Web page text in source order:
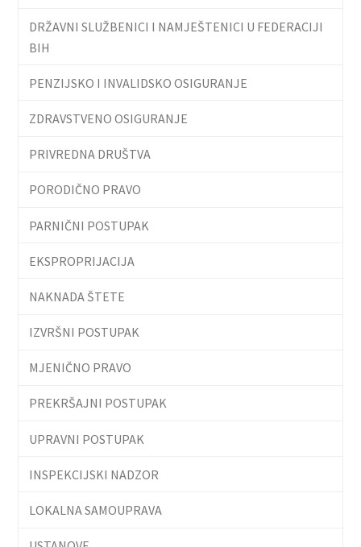
DRŽAVNI SLUŽBENICI I NAMJEŠTENICI U FEDERACIJI
BIH
PENZIJSKO I INVALIDSKO OSIGURANJE
ZDRAVSTVENO OSIGURANJE
PRIVREDNA DRUŠTVA
PORODIČNO PRAVO
PARNIČNI POSTUPAK
EKSPROPRIJACIJA
NAKNADA ŠTETE
IZVRŠNI POSTUPAK
MJENIČNO PRAVO
PREKRŠAJNI POSTUPAK
UPRAVNI POSTUPAK
INSPEKCIJSKI NADZOR
LOKALNA SAMOUPRAVA